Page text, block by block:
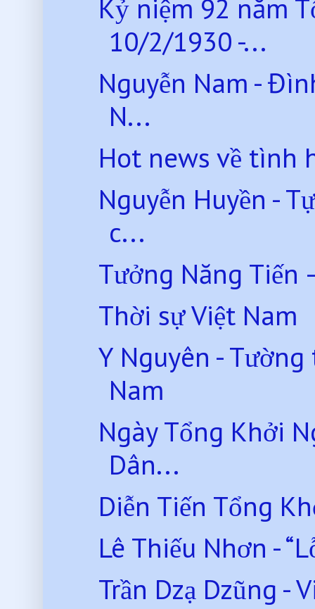
Kỷ niệm 92 năm
10/2/1930 -...
Nguyễn Nam -
N...
Hot news về tình
Nguyễn Huyền -
c...
Tưởng Năng Tiến
Thời sự Việt Nam
Y Nguyên -
Nam
Ngày Tổng Khởi
Dân...
Diễn Tiến Tổng
Lê Thiếu Nhơn -
Trần Dzạ Dzũng -